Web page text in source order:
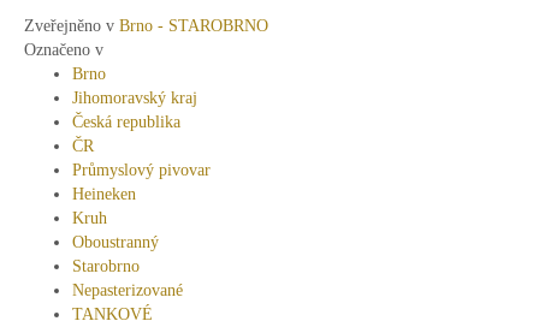
Zveřejněno v Brno - STAROBRNO
Označeno v
Brno
Jihomoravský kraj
Česká republika
ČR
Průmyslový pivovar
Heineken
Kruh
Oboustranný
Starobrno
Nepasterizované
TANKOVÉ